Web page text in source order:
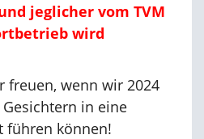
jeglicher vom TVM
wird
freuen, wenn wir 2024
in eine
führen können!